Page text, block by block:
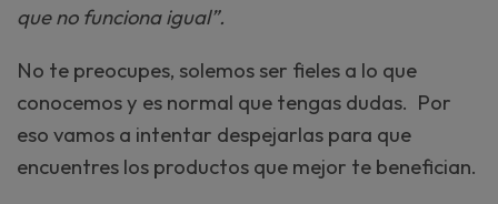
que no funciona igual”.
No te preocupes, solemos ser fieles a lo que
conocemos y es normal que tengas dudas. Por
eso vamos a intentar despejarlas para que
encuentres los productos que mejor te benefician.